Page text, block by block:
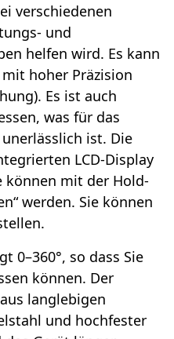
verschiedenen
und
helfen wird. Es kann
hoher Präzision
Es ist auch
was für das
ist. Die
LCD-Display
können mit der Hold-
werden. Sie können
0–360°, so dass Sie
können. Der
langlebigen
und hochfester